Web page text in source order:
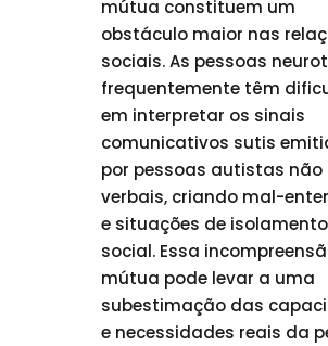
mútua constituem um
obstáculo maior nas
sociais. As pessoas
frequentemente têm
em interpretar os sinais
comunicativos sutis
por pessoas autistas não
verbais, criando mal-
e situações de isolamento
social. Essa
mútua pode levar a uma
subestimação das
e necessidades reais da